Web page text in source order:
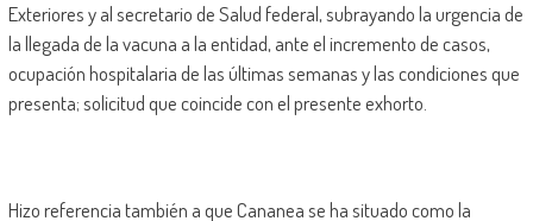
Exteriores y al secretario de Salud federal, subrayando la urgencia de
la llegada de la vacuna a la entidad, ante el incremento de casos,
ocupación hospitalaria de las últimas semanas y las condiciones que
presenta; solicitud que coincide con el presente exhorto.
Hizo referencia también a que Cananea se ha situado como la